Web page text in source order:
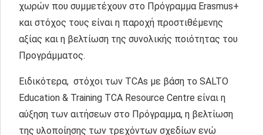
χωρών που συμμετέχουν στο Πρόγραμμα Erasmus+
και στόχος τους είναι η παροχή προστιθέμενης
αξίας και η βελτίωση της συνολικής ποιότητας του
Προγράμματος.
Ειδικότερα, στόχοι των TCAs με βάση το SALTO
Education & Training TCA Resource Centre είναι η
αύξηση των αιτήσεων στο Πρόγραμμα, η βελτίωση
της υλοποίησης των τρεχόντων σχεδίων ενώ